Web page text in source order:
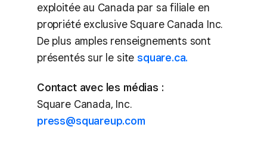
exploitée au Canada par sa filiale en
propriété exclusive Square Canada Inc.
De plus amples renseignements sont
présentés sur le site square.ca.
Contact avec les médias :
Square Canada, Inc.
press@squareup.com